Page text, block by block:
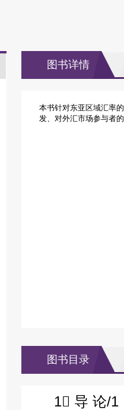
图书详情
本书针对东亚区域汇率
发、对外汇市场参与者
图书目录
1 导 论/1